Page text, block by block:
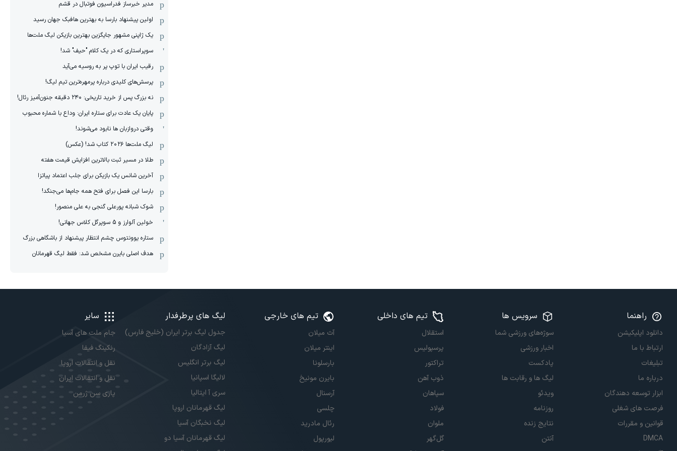
مدیر خبرساز فدراسیون فوتبال در قشم
اولین پیشنهاد بارسا به بهترین هافبک جهان رسید
یک ژاپنی مشهور جایگزین بهترین بازیکن لیگ ملت‌ها
سوپراستاری که در یک کلام "حیف" شد!
رقیب ایران با توپ پر به روسیه می‌آید
پرسش‌های کلیدی درباره پرمهره‌ترین تیم لیگ!
نه بزرگ پس از خرید تاریخی: ۲۴۰ دقیقه جنون‌آمیز رئال!
پایان یک عادت برای ستاره ایران: وداع با شماره محبوب
وقتی دروازبان ها نابود می‌شوند!
لیگ ملت‌ها ٢٠٢۶ کتاب شد! (عکس)
طلا در مسیر ثبت بالاترین افزایش قیمت هفته
آخرین شانس یک بازیکن برای جلب اعتماد پیاتزا
بارسا این فصل برای فتح همه جام‌ها می‌جنگد!
شوک شبانه پورعلی گنجی به علی منصور!
خولین آلوارز و 5 سوپرگل کلاس جهانی!
ستاره یوونتوس چشم انتظار پیشنهاد از باشگاهی بزرگ
هدف اصلی بایرن مشخص شد: فقط لیگ قهرمانان
راهنما
دانلود اپلیکیشن
ارتباط با ما
تبلیغات
درباره ما
ابزار توسعه دهندگان
فرصت های شغلی
قوانین و مقررات
DMCA
سرویس ها
سوژه‌های ورزشی شما
اخبار ورزشی
پادکست
لیگ ها و رقابت ها
ویدئو
روزنامه
نتایج زنده
آنتن
تیم های داخلی
استقلال
پرسپولیس
تراکتور
ذوب آهن
سپاهان
فولاد
ملوان
گل‌گهر
تیم های خارجی
آث میلان
اینتر میلان
بارسلونا
بایرن مونیخ
آرسنال
چلسی
رئال مادرید
لیورپول
لیگ های پرطرفدار
جدول لیگ برتر ایران (خلیج فارس)
لیگ آزادگان
لیگ برتر انگلیس
لالیگا اسپانیا
سری آ ایتالیا
لیگ قهرمانان اروپا
لیگ نخبگان آسیا
لیگ قهرمانان آسیا دو
سایر
جام ملت های آسیا
رنکینگ فیفا
نقل و انتقالات اروپا
نقل و انتقالات ایران
پاری سن ژرمن